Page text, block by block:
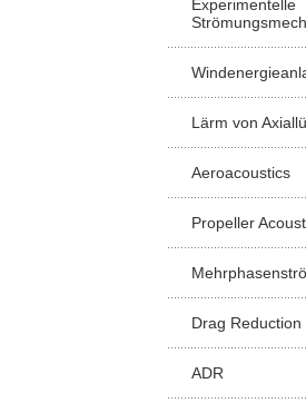
Experimentelle
Lärm von
Aeroacoustics
Propeller
Drag Reduction
ADR